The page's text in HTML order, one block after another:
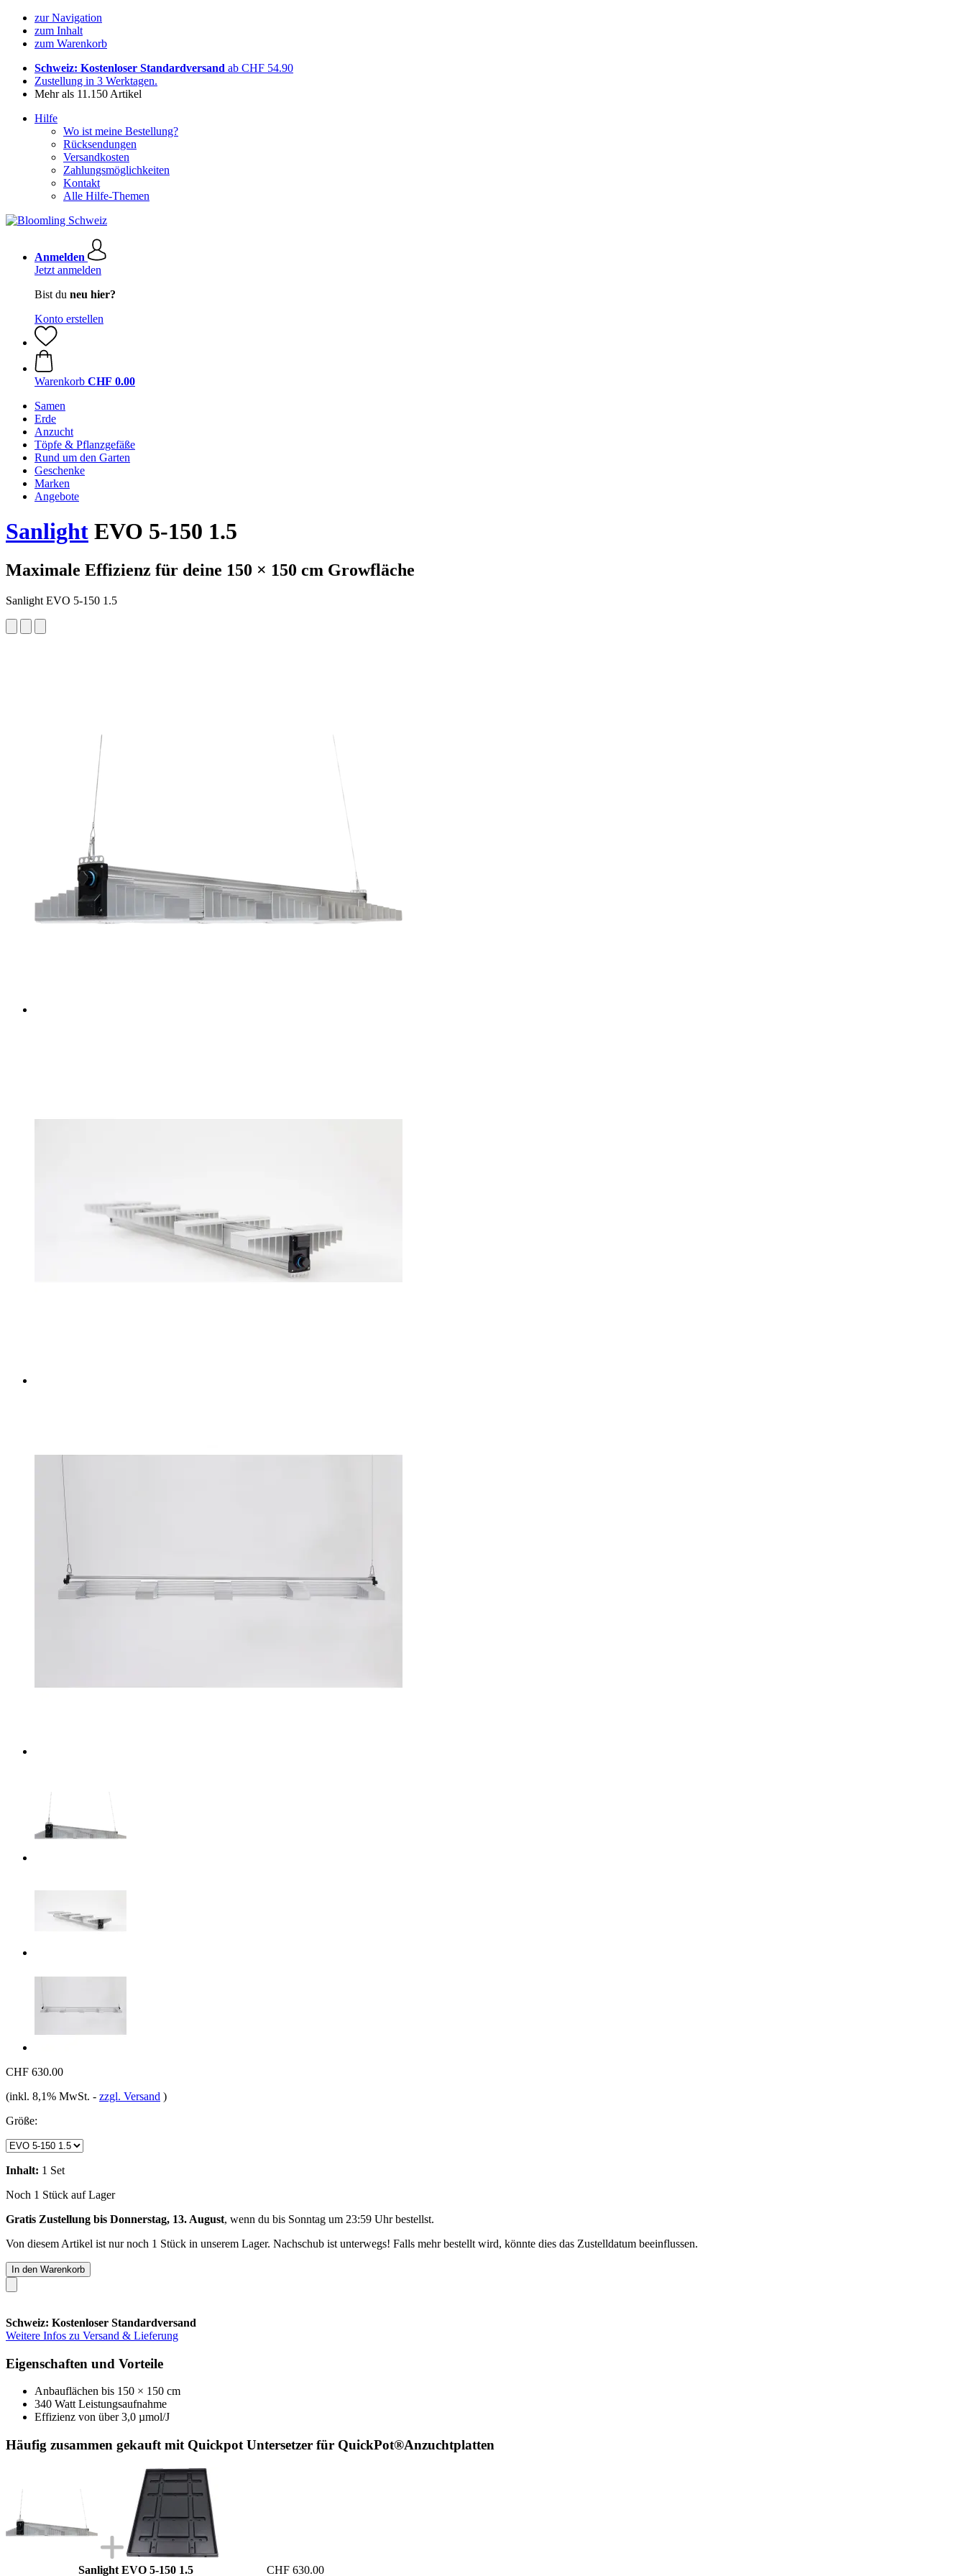
zur Navigation
zum Inhalt
zum Warenkorb
Schweiz: Kostenloser Standardversand ab CHF 54.90
Zustellung in 3 Werktagen.
Mehr als 11.150 Artikel
Hilfe
Wo ist meine Bestellung?
Rücksendungen
Versandkosten
Zahlungsmöglichkeiten
Kontakt
Alle Hilfe-Themen
Anmelden
Jetzt anmelden
Bist du neu hier?
Konto erstellen
Warenkorb CHF 0.00
Samen
Erde
Anzucht
Töpfe & Pflanzgefäße
Rund um den Garten
Geschenke
Marken
Angebote
Sanlight EVO 5-150 1.5
Maximale Effizienz für deine 150 × 150 cm Growfläche
Sanlight EVO 5-150 1.5
CHF 630.00
(inkl. 8,1% MwSt. - zzgl. Versand )
Größe:
Inhalt: 1 Set
Noch 1 Stück auf Lager
Gratis Zustellung bis Donnerstag, 13. August, wenn du bis Sonntag um 23:59 Uhrbestellst.
Von diesem Artikel ist nur noch 1 Stück in unserem Lager. Nachschub ist unterwegs! Falls mehr bestellt wird, könnte dies das Zustelldatum beeinflussen.
In den Warenkorb
Schweiz: Kostenloser Standardversand
Weitere Infos zu Versand & Lieferung
Eigenschaften und Vorteile
Anbauflächen bis 150 × 150 cm
340 Watt Leistungsaufnahme
Effizienz von über 3,0 µmol/J
Häufig zusammen gekauft mit Quickpot Untersetzer für QuickPot®Anzuchtplatten
Sanlight EVO 5-150 1.5 CHF 630.00